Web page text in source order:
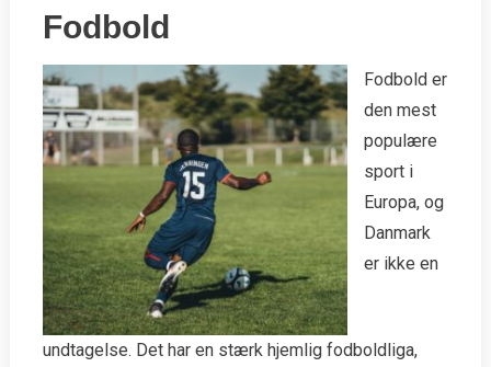
Fodbold
Fodbold er
den mest
populære
sport i
Europa, og
Danmark
er ikke en
undtagelse. Det har en stærk hjemlig fodboldliga,